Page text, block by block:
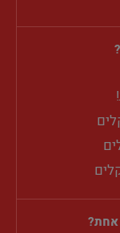
אחת?